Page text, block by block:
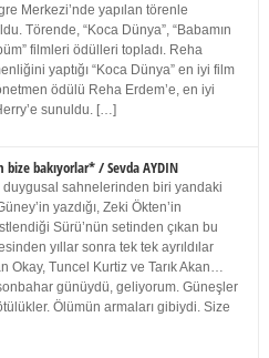
Merkezi’nde yapılan törenle
Törende, “Koca Dünya”, “Babamın
filmleri ödülleri topladı. Reha
yaptığı “Koca Dünya” en iyi film
ödülü Reha Erdem’e, en iyi
sunuldu. […]
bize bakıyorlar* / Sevda AYDIN
sahnelerinden biri yandaki
yazdığı, Zeki Ökten’in
Sürü’nün setinden çıkan bu
yıllar sonra tek tek ayrıldılar
Okay, Tuncel Kurtiz ve Tarık Akan…
günüydü, geliyorum. Güneşler
Ölümün armaları gibiydi. Size